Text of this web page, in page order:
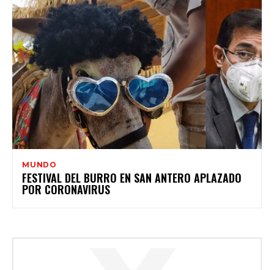
MUNDO
FESTIVAL DEL BURRO EN SAN ANTERO APLAZADO
POR CORONAVIRUS